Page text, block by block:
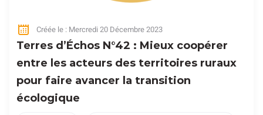
Créée le : Mercredi 20 Décembre 2023
Terres d’Échos N°42 : Mieux coopérer
entre les acteurs des territoires ruraux
pour faire avancer la transition
écologique